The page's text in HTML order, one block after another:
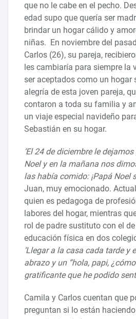
que no le cabe en el pecho.
edad supo que quería ser
brindar un hogar cálido y
niñas. En noviembre del
Carlos (26), su pareja,
les cambiaría para siempre la
ser aceptados como un hogar
alegría de esta joven pareja,
contaron a toda su familia y
un viaje especial navideño
Sebastián en su hogar.
‘El 24 de diciembre le
Noel y en la mañana nos
las había comido: ¡Papá Noel
Juan, muy emocionado.
quien es pedagoga de
labores del hogar, mientras
rol de padre sustituto con el
educación física en dos
‘Llegar a la casa cada tarde y
abrazo y un “hola, papi,
gratificante que he podido
Camila y Carlos cuentan que
preguntan si lo están